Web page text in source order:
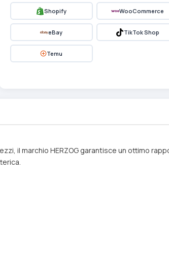
Shopify WooCommerce
eBay TikTok Shop
Temu
il marchio HERZOG garantisce un ottimo